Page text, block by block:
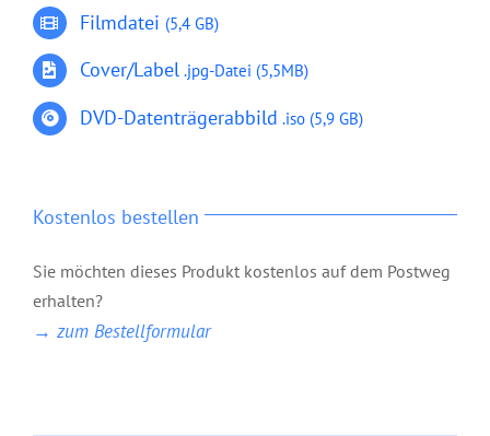
Filmdatei (5,4 GB)
Cover/Label .jpg-Datei (5,5MB)
DVD-Datenträgerabbild .iso (5,9 GB)
Kostenlos bestellen
Sie möchten dieses Produkt kostenlos auf dem Postweg
erhalten?
→ zum Bestellformular